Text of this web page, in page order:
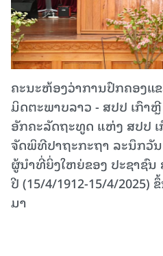
ຄະນະຫ້ອງວ່າການປົກຄອງແ
ມິດຕະພາບລາວ - ສປປ ເກົາ
ອັກຄະລັດຖະທູດ ແຫ່ງ ສປປ ເ
ຈັດພິທີປາຖະກະຖາ ລະນຶກວັ
ຜູ້ນໍາທີ່ຍິ່ງໃຫຍ່ຂອງ ປະຊາຊົນ
ປີ (​15/4/1912-15/4/2025)
ມາ